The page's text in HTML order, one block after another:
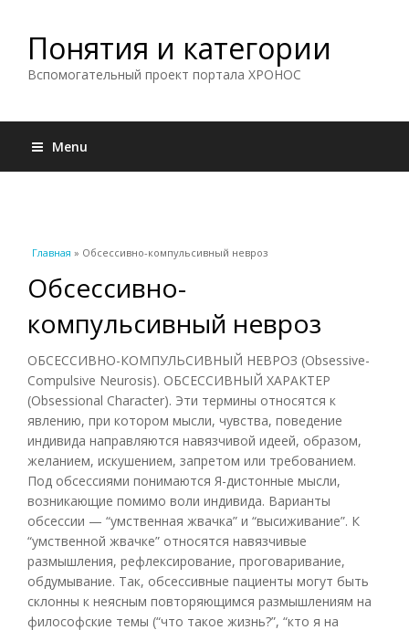
Понятия и категории
Вспомогательный проект портала ХРОНОС
Menu
Вы здесь
Главная » Обсессивно-компульсивный невроз
Обсессивно-
компульсивный невроз
ОБСЕССИВНО-КОМПУЛЬСИВНЫЙ НЕВРОЗ (Obsessive-
Compulsive Neurosis). ОБСЕССИВНЫЙ ХАРАКТЕР
(Obsessional Character). Эти термины относятся к
явлению, при котором мысли, чувства, поведение
индивида направляются навязчивой идеей, образом,
желанием, искушением, запретом или требованием.
Под обсессиями понимаются Я-дистонные мысли,
возникающие помимо воли индивида. Варианты
обсессии — “умственная жвачка” и “высиживание”. К
“умственной жвачке” относятся навязчивые
размышления, рефлексирование, проговаривание,
обдумывание. Так, обсессивные пациенты могут быть
склонны к неясным повторяющимся размышлениям на
философские темы (“что такое жизнь?”, “кто я на